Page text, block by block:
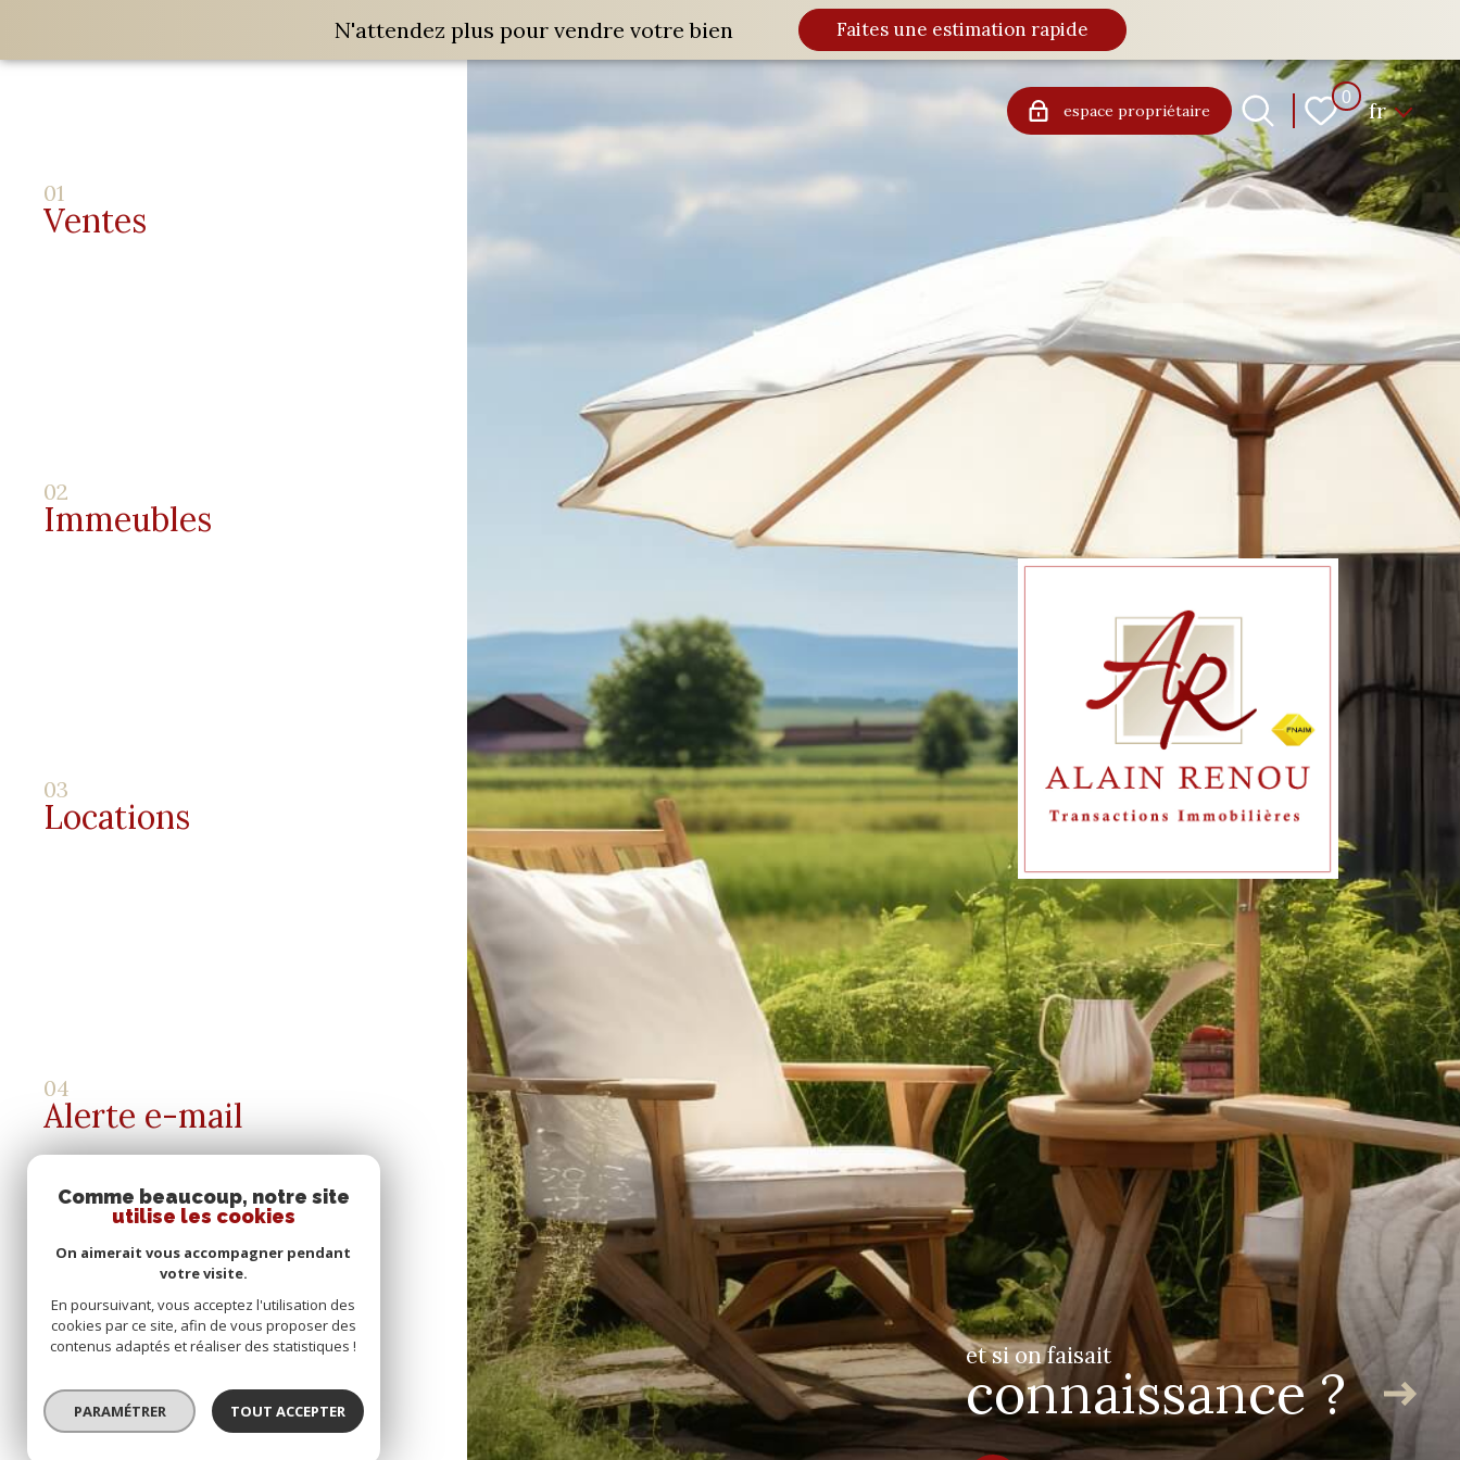
N'attendez plus pour vendre votre bien Faites une estimation rapide
espace propriétaire
0 Langue
fr
et si on faisait
connaissance ?
01
Ventes
02
Immeubles
03
Locations
04
Alerte e-mail
05
Contact
Se connecter
espace propriétaire
Vous êtes vendeur ?
estimez votre bien dès à présent
Adhérents
Traduction powered by Google Nos honoraires Admin Politique RGPD Cookies
Comme beaucoup, notre site
utilise les cookies
On aimerait vous accompagner pendant
votre visite.
En poursuivant, vous acceptez l'utilisation des
cookies par ce site, afin de vous proposer des
contenus adaptés et réaliser des statistiques !
PARAMÉTRER TOUT ACCEPTER